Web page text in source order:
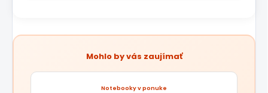
Mohlo by vás zaujímať
Notebooky v ponuke